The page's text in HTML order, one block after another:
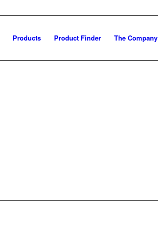
Products Product Finder The Company